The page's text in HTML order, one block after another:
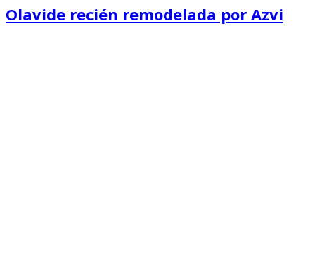
Olavide recién remodelada por Azvi